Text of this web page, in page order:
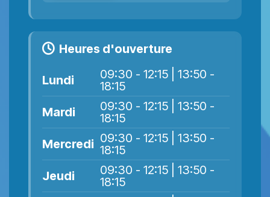
Heures d'ouverture
Lundi
09:30 - 12:15 | 13:50 -
18:15
Mardi
09:30 - 12:15 | 13:50 -
18:15
Mercredi 09:30 - 12:15 | 13:50 -
18:15
Jeudi
09:30 - 12:15 | 13:50 -
18:15